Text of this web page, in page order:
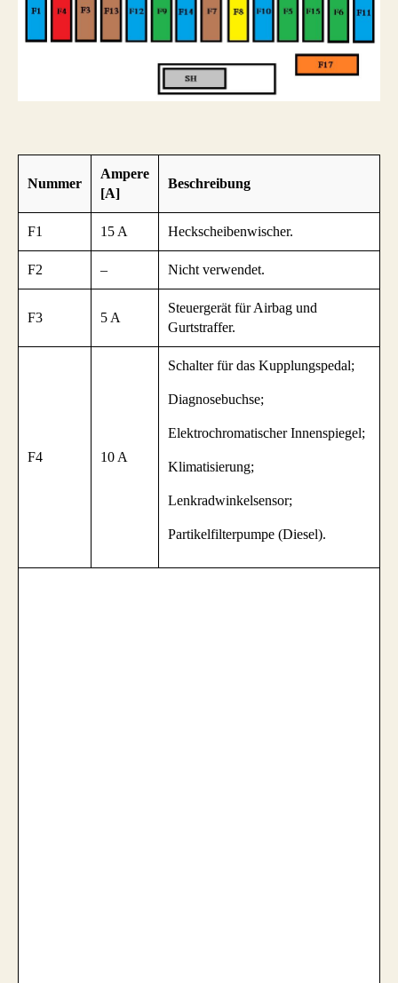
Nummer
Ampere
[A]
Beschreibung
F1 15 A Heckscheibenwischer.
F2 – Nicht verwendet.
F3 5 A
Steuergerät für Airbag und
Gurtstraffer.
F4 10 A
Schalter für das Kupplungspedal;
Diagnosebuchse;
Elektrochromatischer Innenspiegel;
Klimatisierung;
Lenkradwinkelsensor;
Partikelfilterpumpe (Diesel).